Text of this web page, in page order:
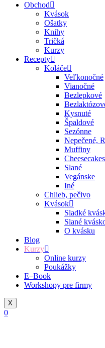
Obchod
Kvások
Ošatky
Knihy
Tričká
Kurzy
Recepty
Koláče
Veľkonočné
Vianočné
Bezlepkové
Kysnuté
Špaldové
Sezónne
Nepečené,
Muffiny
Cheesecakes
Slané
Vegánske
Iné
Chlieb, pečivo
Kvások
Sladké
Slané
O kvásku
Blog
Kurzy
Online kurzy
Poukážky
E–Book
Workshopy pre firmy
X
0